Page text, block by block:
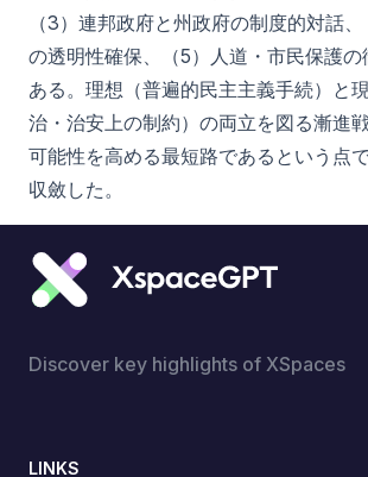
（3）連邦政府と州政府の制度的対話
の透明性確保、（5）人道・市民保護
ある。理想（普遍的民主主義手続）と
治・治安上の制約）の両立を図る漸進
可能性を高める最短路であるという点
収斂した。
Discover key highlights of XSpaces
LINKS